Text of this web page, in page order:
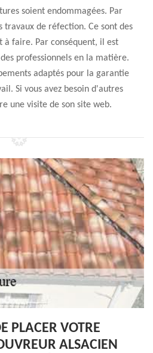
soient endommagées. Par
de réfection. Ce sont des
faire. Par conséquent, il est
professionnels en la matière.
adaptés pour la garantie
Si vous avez besoin d'autres
une visite de son site web.
PLACER VOTRE
ALSACIEN